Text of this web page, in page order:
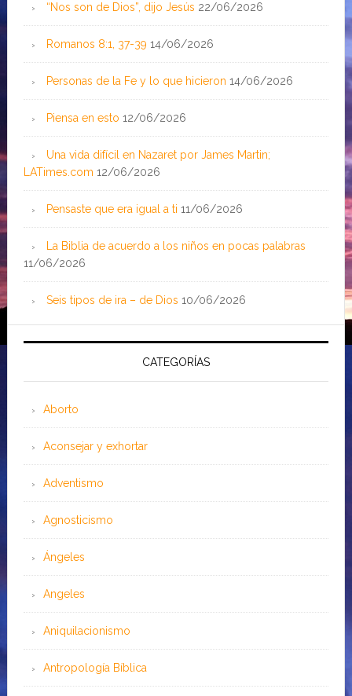
“Nos son de Dios”, dijo Jesús 22/06/2026
Romanos 8:1, 37-39 14/06/2026
Personas de la Fe y lo que hicieron 14/06/2026
Piensa en esto 12/06/2026
Una vida difícil en Nazaret por James Martin;
LATimes.com 12/06/2026
Pensaste que era igual a ti 11/06/2026
La Biblia de acuerdo a los niños en pocas palabras
11/06/2026
Seis tipos de ira – de Dios 10/06/2026
CATEGORÍAS
Aborto
Aconsejar y exhortar
Adventismo
Agnosticismo
Ángeles
Angeles
Aniquilacionismo
Antropología Bíblica